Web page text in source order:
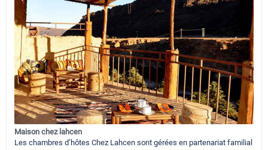
Maison chez lahcen
Les chambres d’hôtes Chez Lahcen sont gérées en partenariat familial